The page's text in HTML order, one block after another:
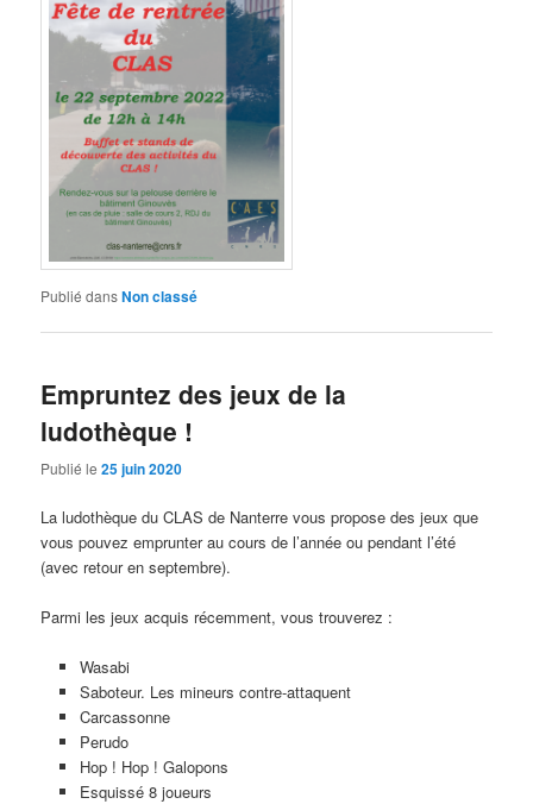
Publié dansNon classé
Empruntez des jeux de la
ludothèque !
Publié le25 juin 2020
La ludothèque du CLAS de Nanterre vous propose des jeux que
vous pouvez emprunter au cours de l’année ou pendant l’été
(avec retour en septembre).
Parmi les jeux acquis récemment, vous trouverez :
Wasabi
Saboteur. Les mineurs contre-attaquent
Carcassonne
Perudo
Hop ! Hop ! Galopons
Esquissé 8 joueurs